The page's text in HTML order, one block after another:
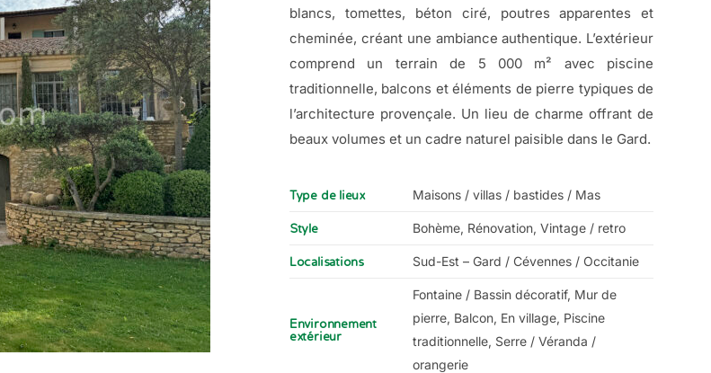
blancs, tomettes, béton ciré, poutres apparentes et
cheminée, créant une ambiance authentique. L’extérieur
comprend un terrain de 5 000 m² avec piscine
traditionnelle, balcons et éléments de pierre typiques de
l’architecture provençale. Un lieu de charme offrant de
beaux volumes et un cadre naturel paisible dans le Gard.
Type de lieux Maisons / villas / bastides / Mas
Style Bohème, Rénovation, Vintage / retro
Localisations Sud-Est – Gard / Cévennes / Occitanie
Environnement
extérieur
Fontaine / Bassin décoratif, Mur de
pierre, Balcon, En village, Piscine
traditionnelle, Serre / Véranda /
orangerie